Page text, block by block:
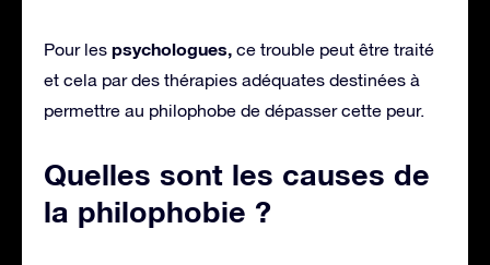
Pour les psychologues, ce trouble peut être traité
et cela par des thérapies adéquates destinées à
permettre au philophobe de dépasser cette peur.
Quelles sont les causes de
la philophobie ?